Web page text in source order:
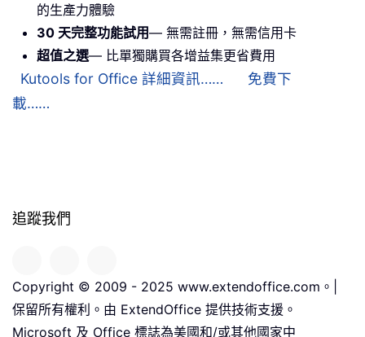
的生產力體驗
30 天完整功能試用— 無需註冊，無需信用卡
超值之選— 比單獨購買各增益集更省費用
Kutools for Office 詳細資訊……
免費下
載……
追蹤我們
Copyright © 2009 - 2025 www.extendoffice.com。|
保留所有權利。由 ExtendOffice 提供技術支援。
Microsoft 及 Office 標誌為美國和/或其他國家中